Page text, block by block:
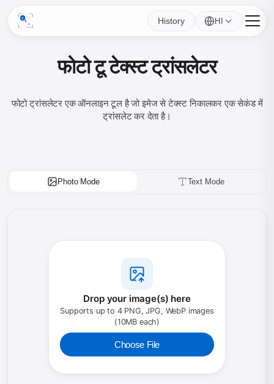
History HI
फोटो टू टेक्स्ट ट्रांसलेटर
फोटो ट्रांसलेटर एक ऑनलाइन टूल है जो इमेज से टेक्स्ट निकालकर एक सेकंड में
ट्रांसलेट कर देता है।
Photo Mode Text Mode
Drop your image(s) here
Supports up to 4 PNG, JPG, WebP images
(10MB each)
Choose File